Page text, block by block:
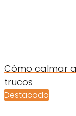
Cómo calmar
trucos
Destacado